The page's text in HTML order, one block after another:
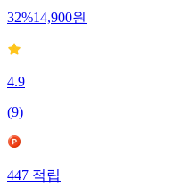
32%14,900원
4.9
(9)
447적립